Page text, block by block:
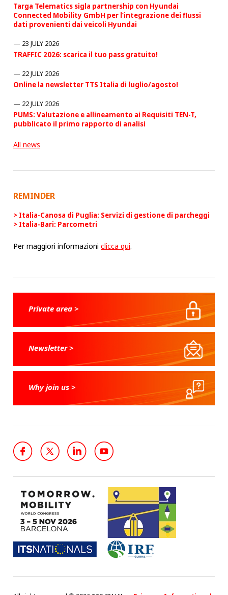
Targa Telematics sigla partnership con Hyundai
Connected Mobility GmbH per l’integrazione dei flussi
dati provenienti dai veicoli Hyundai
23 JULY 2026
TRAFFIC 2026: scarica il tuo pass gratuito!
22 JULY 2026
Online la newsletter TTS Italia di luglio/agosto!
22 JULY 2026
PUMS: Valutazione e allineamento ai Requisiti TEN-T,
pubblicato il primo rapporto di analisi
All news
REMINDER
Italia-Canosa di Puglia: Servizi di gestione di parcheggi
Italia-Bari: Parcometri
Per maggiori informazioniclicca qui.
Private area >
Newsletter >
Why join us >